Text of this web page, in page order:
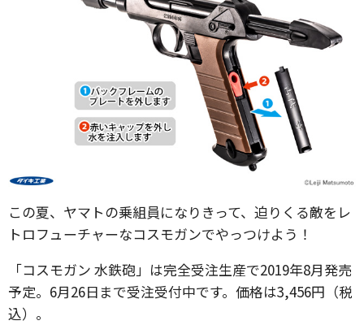
この夏、ヤマトの乗組員になりきって、迫りくる敵をレ
トロフューチャーなコスモガンでやっつけよう！
「コスモガン 水鉄砲」は完全受注生産で2019年8月発売
予定。6月26日まで受注受付中です。価格は3,456円（税
込）。